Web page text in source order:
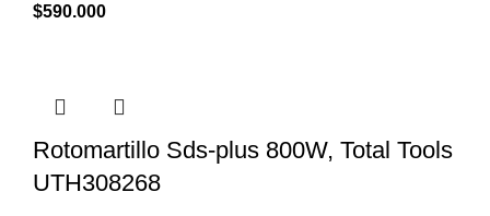
$590.000
Rotomartillo Sds-plus 800W, Total Tools
UTH308268